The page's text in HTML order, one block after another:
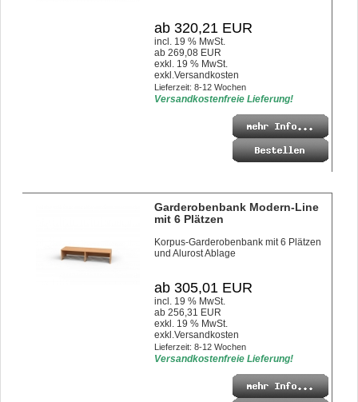
ab 320,21 EUR
incl. 19 % MwSt.
ab 269,08 EUR
exkl. 19 % MwSt.
exkl.Versandkosten
Lieferzeit: 8-12 Wochen
Versandkostenfreie Lieferung!
Garderobenbank Modern-Line
mit 6 Plätzen
Korpus-Garderobenbank mit 6 Plätzen
und Alurost Ablage
ab 305,01 EUR
incl. 19 % MwSt.
ab 256,31 EUR
exkl. 19 % MwSt.
exkl.Versandkosten
Lieferzeit: 8-12 Wochen
Versandkostenfreie Lieferung!